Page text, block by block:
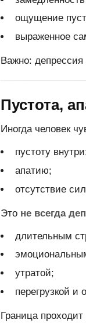
ощущение
выраженное
Важно: депрессия
Пустота,
Иногда человек
пустоту
апатию;
отсутствие
Это не всегда
длительным
утратой;
перегрузкой и
Граница